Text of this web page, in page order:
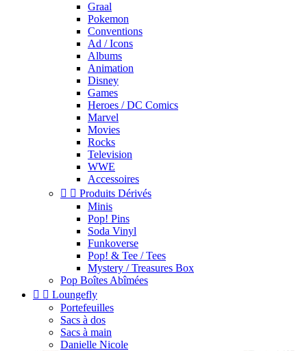
Graal
Pokemon
Conventions
Ad / Icons
Albums
Animation
Disney
Games
Heroes / DC Comics
Marvel
Movies
Rocks
Television
WWE
Accessoires
  Produits Dérivés
Minis
Pop! Pins
Soda Vinyl
Funkoverse
Pop! & Tee / Tees
Mystery / Treasures Box
Pop Boîtes Abîmées
  Loungefly
Portefeuilles
Sacs à dos
Sacs à main
Danielle Nicole